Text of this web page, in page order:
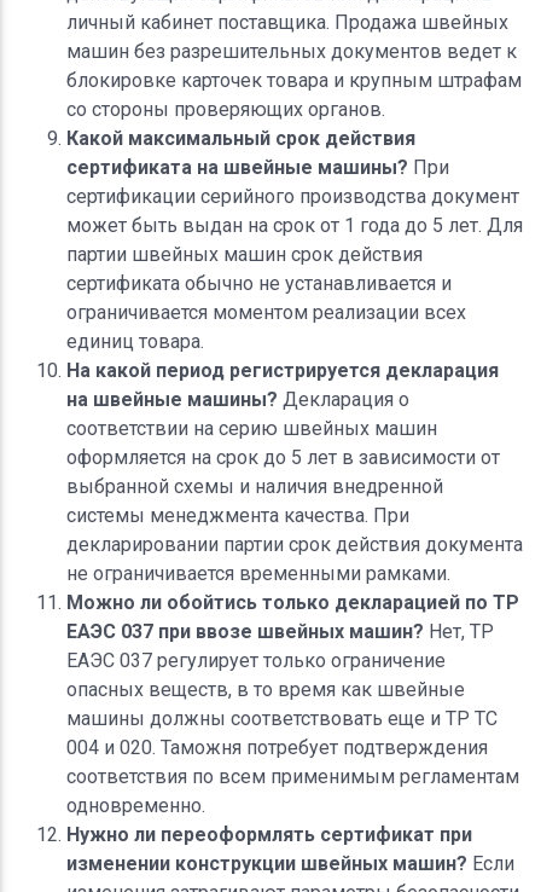
личный кабинет поставщика. Продажа швейных
машин без разрешительных документов ведет к
блокировке карточек товара и крупным штрафам
со стороны проверяющих органов.
Какой максимальный срок действия
сертификата на швейные машины? При
сертификации серийного производства документ
может быть выдан на срок от 1 года до 5 лет. Для
партии швейных машин срок действия
сертификата обычно не устанавливается и
ограничивается моментом реализации всех
единиц товара.
На какой период регистрируется декларация
на швейные машины? Декларация о
соответствии на серию швейных машин
оформляется на срок до 5 лет в зависимости от
выбранной схемы и наличия внедренной
системы менеджмента качества. При
декларировании партии срок действия документа
не ограничивается временными рамками.
Можно ли обойтись только декларацией по ТР
ЕАЭС 037 при ввозе швейных машин? Нет, ТР
ЕАЭС 037 регулирует только ограничение
опасных веществ, в то время как швейные
машины должны соответствовать еще и ТР ТС
004 и 020. Таможня потребует подтверждения
соответствия по всем применимым регламентам
одновременно.
Нужно ли переоформлять сертификат при
изменении конструкции швейных машин? Если